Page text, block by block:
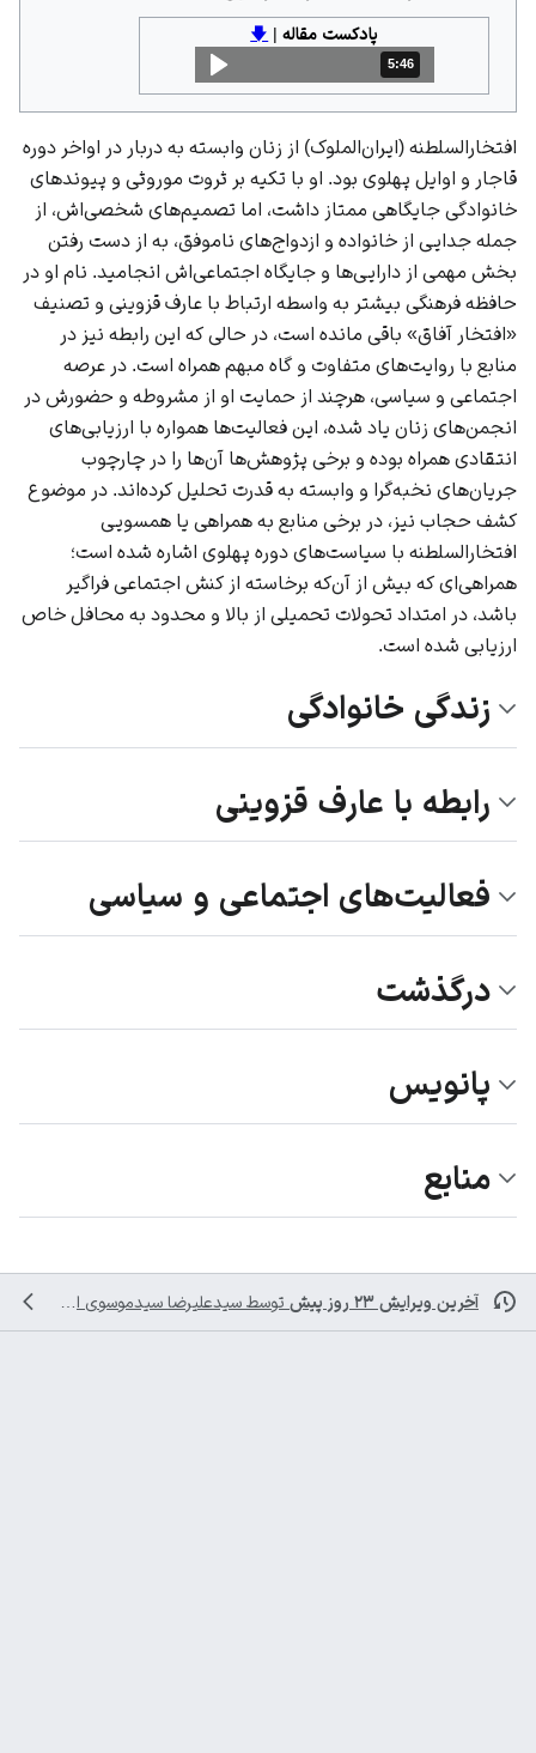
پادکست مقاله|
🡇
مدت: 5 دقیقه و 46 ثانیه
5:46
افتخارالسلطنه (ایران‌الملوک) از زنان وابسته به دربار در اواخر دوره
قاجار و اوایل پهلوی بود. او با تکیه بر ثروت موروثی و پیوندهای
خانوادگی جایگاهی ممتاز داشت، اما تصمیم‌های شخصی‌اش، از
جمله جدایی از خانواده و ازدواج‌های ناموفق، به از دست رفتن
بخش مهمی از دارایی‌ها و جایگاه اجتماعی‌اش انجامید. نام او در
حافظه فرهنگی بیشتر به واسطه ارتباط با عارف قزوینی و تصنیف
«افتخار آفاق» باقی مانده است، در حالی که این رابطه نیز در
منابع با روایت‌های متفاوت و گاه مبهم همراه است. در عرصه
اجتماعی و سیاسی، هرچند از حمایت او از مشروطه و حضورش در
انجمن‌های زنان یاد شده، این فعالیت‌ها همواره با ارزیابی‌های
انتقادی همراه بوده و برخی پژوهش‌ها آن‌ها را در چارچوب
جریان‌های نخبه‌گرا و وابسته به قدرت تحلیل کرده‌اند. در موضوع
کشف حجاب نیز، در برخی منابع به همراهی یا همسویی
افتخارالسلطنه با سیاست‌های دوره پهلوی اشاره شده است؛
همراهی‌ای که بیش از آن‌که برخاسته از کنش اجتماعی فراگیر
باشد، در امتداد تحولات تحمیلی از بالا و محدود به محافل خاص
ارزیابی شده است.
زندگی خانوادگی
رابطه با عارف قزوینی
فعالیت‌های اجتماعی و سیاسی
درگذشت
پانویس
منابع
آخرین ویرایش ۲۳ روز پیش توسط سیدعلیرضا سیدموسوی انجام شده است